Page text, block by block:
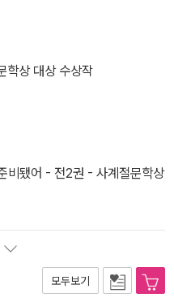
학상 대상 수상작
비됐어 - 전2권 - 사계절문학상
모두보기